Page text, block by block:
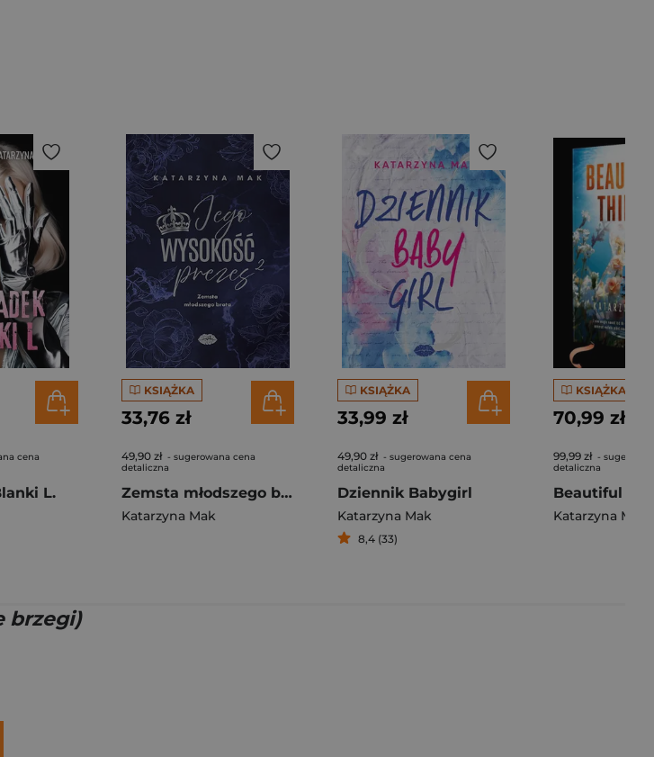
cena
L.
KSIĄŻKA
33,76 zł
49,90 zł - sugerowana cena
detaliczna
Zemsta młodszego brata. Jego wysokość prezes. Tom 2
Katarzyna Mak
KSIĄŻKA
33,99 zł
49,90 zł - sugerowana cena
detaliczna
Dziennik Babygirl
Katarzyna Mak
8,4 (33)
KSIĄŻKA
70,99 zł
99,99 zł -
detaliczna
Katarzyna Mak
brzegi)